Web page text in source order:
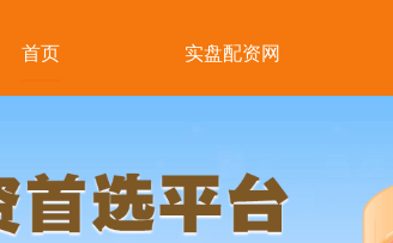
首页 实盘配资网